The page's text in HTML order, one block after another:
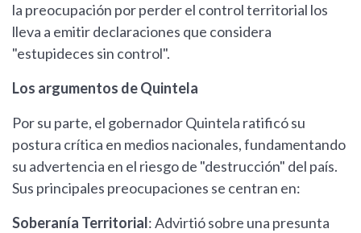
la preocupación por perder el control territorial los
lleva a emitir declaraciones que considera
"estupideces sin control".
Los argumentos de Quintela
Por su parte, el gobernador Quintela ratificó su
postura crítica en medios nacionales, fundamentando
su advertencia en el riesgo de "destrucción" del país.
Sus principales preocupaciones se centran en:
Soberanía Territorial: Advirtió sobre una presunta